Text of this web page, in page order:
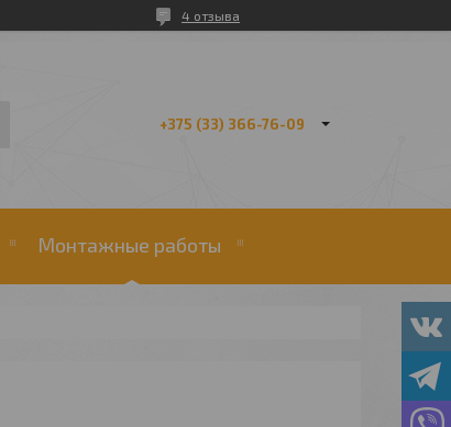
4 отзыва
+375 (33) 366-76-09
Монтажные работы